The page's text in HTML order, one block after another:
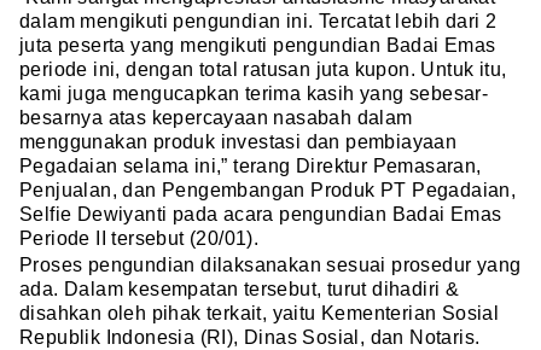
dalam mengikuti pengundian ini. Tercatat lebih dari 2
juta peserta yang mengikuti pengundian Badai Emas
periode ini, dengan total ratusan juta kupon. Untuk itu,
kami juga mengucapkan terima kasih yang sebesar-
besarnya atas kepercayaan nasabah dalam
menggunakan produk investasi dan pembiayaan
Pegadaian selama ini,” terang Direktur Pemasaran,
Penjualan, dan Pengembangan Produk PT Pegadaian,
Selfie Dewiyanti pada acara pengundian Badai Emas
Periode II tersebut (20/01).
Proses pengundian dilaksanakan sesuai prosedur yang
ada. Dalam kesempatan tersebut, turut dihadiri &
disahkan oleh pihak terkait, yaitu Kementerian Sosial
Republik Indonesia (RI), Dinas Sosial, dan Notaris.